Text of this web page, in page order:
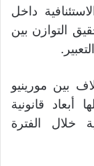
داخل
التوازن بين
بين مورينيو
قانونية
خلال الفترة